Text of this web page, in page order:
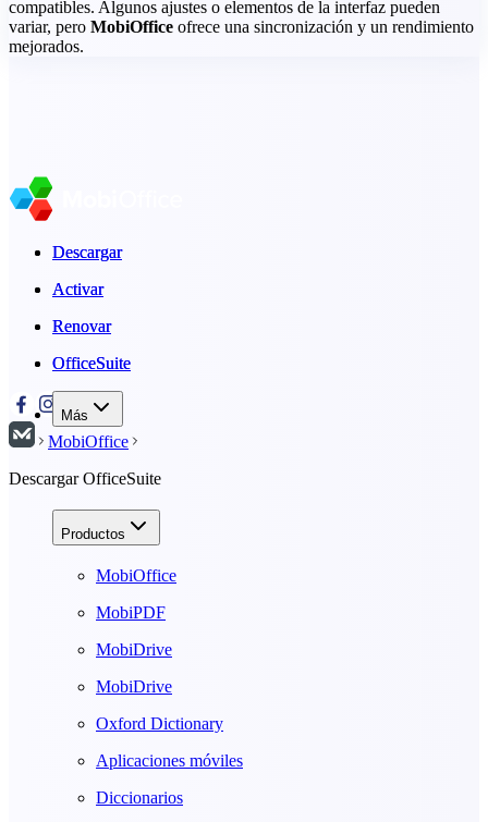
compatibles. Algunos ajustes o elementos de la interfaz pueden
variar, pero MobiOffice ofrece una sincronización y un rendimiento
mejorados.
Descargar
Activar
Renovar
OfficeSuite
Más
Descargar
Activar
Renovar
OfficeSuite
MobiOffice
Descargar OfficeSuite
Productos
MobiOffice
MobiPDF
MobiDrive
MobiDrive
Oxford Dictionary
Aplicaciones móviles
Diccionarios